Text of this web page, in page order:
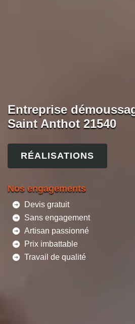
Entreprise
Saint Anthot 21540
RÉALISATIONS
Nos engagements
Devis gratuit
Sans engagement
Artisan passionné
Prix imbattable
Travail de qualité